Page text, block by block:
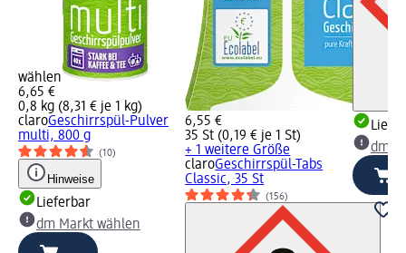
wählen
6,65 €
0,8 kg (8,31 € je 1 kg)
claroGeschirrspül-Pulver
multi, 800 g
(10)
Hinweise
Lieferbar
dm Markt wählen
6,55 €
35 St (0,19 € je 1 St)
+ 1 weitere Größe
claroGeschirrspül-Tabs
Classic, 35 St
(156)
dm